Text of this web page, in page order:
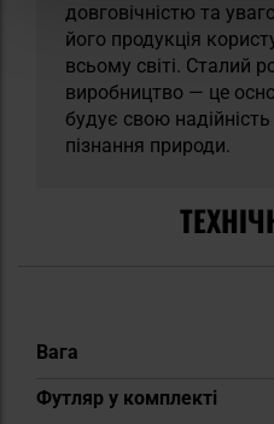
довговічністю та
його продукція
всьому світі. Сталий
виробництво — це
будує свою
пізнання природи.
Докладніше
Вага
Футляр у комплекті